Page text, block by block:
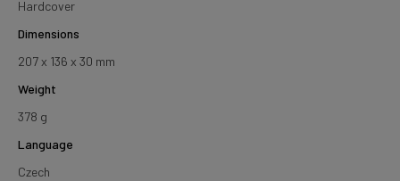
Hardcover
Dimensions
207 x 136 x 30 mm
Weight
378 g
Language
Czech